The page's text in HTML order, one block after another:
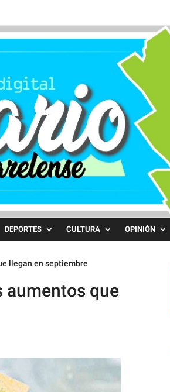
DEPORTES CULTURA OPINIÓN
llegan en septiembre
aumentos que